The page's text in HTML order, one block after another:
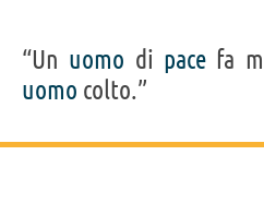
“Un uomo di pace fa
uomo colto.”